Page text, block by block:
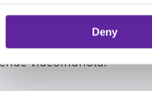
Deny
kameraer, omfattende
viden. Med AI-video får
hurtigt og effektivt
videoindhold.